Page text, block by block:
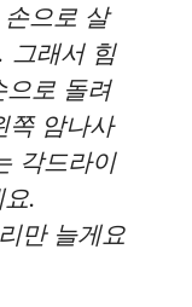
으로 살
그래서 힘
으로 돌려
쪽 암나사
각드라이
.
만 늘게요